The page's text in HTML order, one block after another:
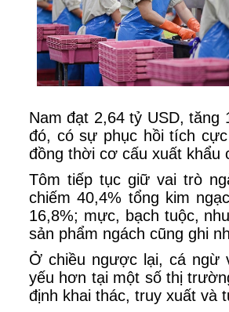
Nam đạt 2,64 tỷ USD, tăng
đó, có sự phục hồi tích
đồng thời cơ cấu xuất khẩu
Tôm tiếp tục giữ vai trò
chiếm 40,4% tổng kim
16,8%; mực, bạch tuộc,
sản phẩm ngách cũng ghi
Ở chiều ngược lại, cá ngừ
yếu hơn tại một số thị
định khai thác, truy xuất và